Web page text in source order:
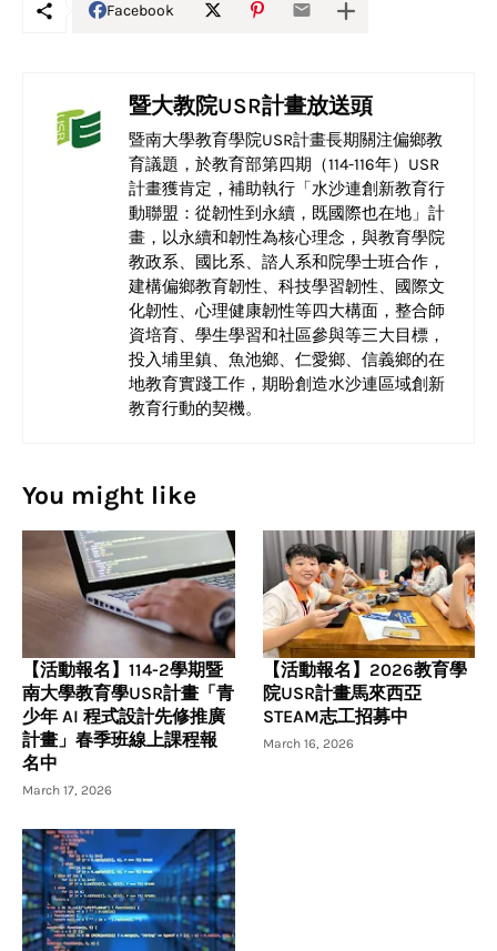
Facebook
暨大教院USR計畫放送頭
暨南大學教育學院USR計畫長期關注偏鄉教
育議題，於教育部第四期（114-116年）USR
計畫獲肯定，補助執行「水沙連創新教育行
動聯盟：從韌性到永續，既國際也在地」計
畫，以永續和韌性為核心理念，與教育學院
教政系、國比系、諮人系和院學士班合作，
建構偏鄉教育韌性、科技學習韌性、國際文
化韌性、心理健康韌性等四大構面，整合師
資培育、學生學習和社區參與等三大目標，
投入埔里鎮、魚池鄉、仁愛鄉、信義鄉的在
地教育實踐工作，期盼創造水沙連區域創新
教育行動的契機。
You might like
【活動報名】114-2學期暨
南大學教育學USR計畫「青
少年 AI 程式設計先修推廣
計畫」春季班線上課程報
名中
March 17, 2026
【活動報名】2026教育學
院USR計畫馬來西亞
STEAM志工招募中
March 16, 2026